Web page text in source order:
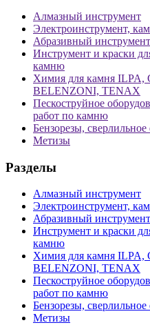
Алмазный инструмент
Электроинструмент,
Абразивный
Инструмент и краски
камню
Химия для камня
BELENZONI, TENAX
Пескоструйное
работ по камню
Бензорезы,
Метизы
Разделы
Алмазный инструмент
Электроинструмент,
Абразивный
Инструмент и краски
камню
Химия для камня
BELENZONI, TENAX
Пескоструйное
работ по камню
Бензорезы,
Метизы